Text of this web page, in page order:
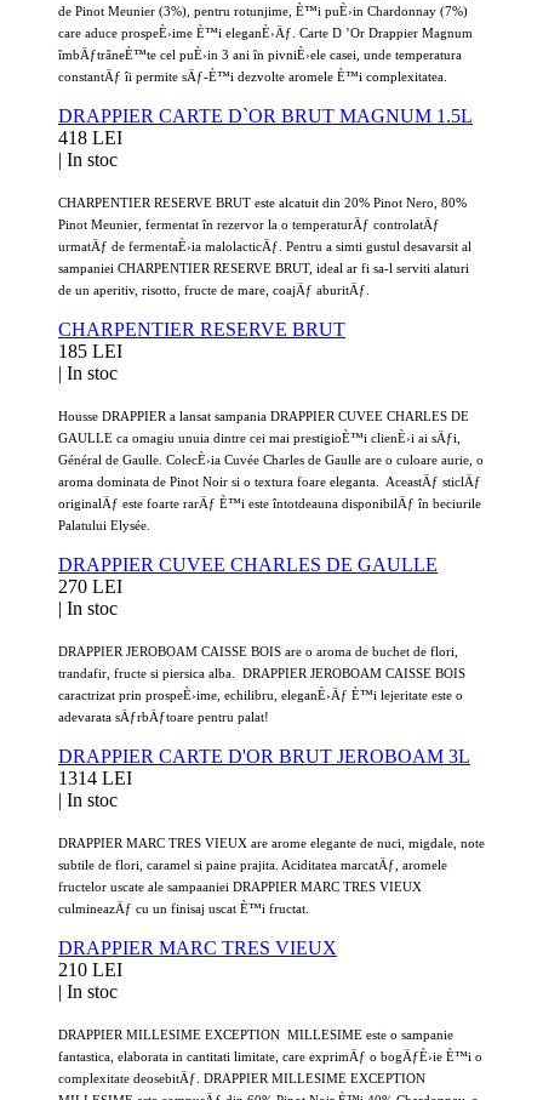
de Pinot Meunier (3%), pentru rotunjime, È™i puÈ›in Chardonnay (7%)
care aduce prospeÈ›ime È™i eleganÈ›Äƒ. Carte D ’Or Drappier Magnum
îmbÄƒtrâneÈ™te cel puÈ›in 3 ani în pivniÈ›ele casei, unde temperatura
constantÄƒ îi permite sÄƒ-È™i dezvolte aromele È™i complexitatea.
DRAPPIER CARTE D`OR BRUT MAGNUM 1.5L
418 LEI
| In stoc
CHARPENTIER RESERVE BRUT este alcatuit din 20% Pinot Nero, 80%
Pinot Meunier, fermentat în rezervor la o temperaturÄƒ controlatÄƒ
urmatÄƒ de fermentaÈ›ia malolacticÄƒ. Pentru a simti gustul desavarsit al
sampaniei CHARPENTIER RESERVE BRUT, ideal ar fi sa-l serviti alaturi
de un aperitiv, risotto, fructe de mare, coajÄƒ aburitÄƒ.
CHARPENTIER RESERVE BRUT
185 LEI
| In stoc
Housse DRAPPIER a lansat sampania DRAPPIER CUVEE CHARLES DE
GAULLE ca omagiu unuia dintre cei mai prestigioÈ™i clienÈ›i ai sÄƒi,
Général de Gaulle. ColecÈ›ia Cuvée Charles de Gaulle are o culoare aurie, o
aroma dominata de Pinot Noir si o textura foare eleganta. AceastÄƒ sticlÄƒ
originalÄƒ este foarte rarÄƒ È™i este întotdeauna disponibilÄƒ în beciurile
Palatului Elysée.
DRAPPIER CUVEE CHARLES DE GAULLE
270 LEI
| In stoc
DRAPPIER JEROBOAM CAISSE BOIS are o aroma de buchet de flori,
trandafir, fructe si piersica alba. DRAPPIER JEROBOAM CAISSE BOIS
caractrizat prin prospeÈ›ime, echilibru, eleganÈ›Äƒ È™i lejeritate este o
adevarata sÄƒrbÄƒtoare pentru palat!
DRAPPIER CARTE D'OR BRUT JEROBOAM 3L
1314 LEI
| In stoc
DRAPPIER MARC TRES VIEUX are arome elegante de nuci, migdale, note
subtile de flori, caramel si paine prajita. Aciditatea marcatÄƒ, aromele
fructelor uscate ale sampaaniei DRAPPIER MARC TRES VIEUX
culmineazÄƒ cu un finisaj uscat È™i fructat.
DRAPPIER MARC TRES VIEUX
210 LEI
| In stoc
DRAPPIER MILLESIME EXCEPTION MILLESIME este o sampanie
fantastica, elaborata in cantitati limitate, care exprimÄƒ o bogÄƒÈ›ie È™i o
complexitate deosebitÄƒ. DRAPPIER MILLESIME EXCEPTION